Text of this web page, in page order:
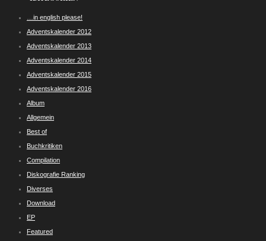
…in english please!
Adventskalender 2012
Adventskalender 2013
Adventskalender 2014
Adventskalender 2015
Adventskalender 2016
Album
Allgemein
Best of
Buchkritiken
Compilation
Diskografie Ranking
Diverses
Download
EP
Featured